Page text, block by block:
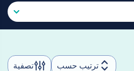
ترتيب حسب تصفية